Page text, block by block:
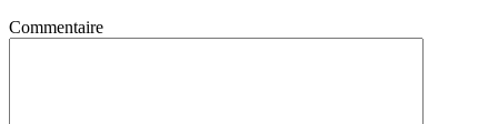
Commentaire